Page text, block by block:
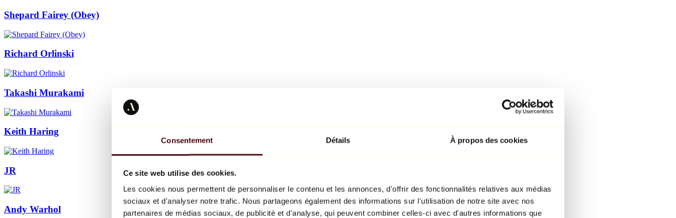
Consentement Détails À propos des cookies
Ce site web utilise des cookies.
Les cookies nous permettent de personnaliser le contenu et les annonces, d'offrir des fonctionnalités relatives aux médias
sociaux et d'analyser notre trafic. Nous partageons également des informations sur l'utilisation de notre site avec nos
partenaires de médias sociaux, de publicité et d'analyse, qui peuvent combiner celles-ci avec d'autres informations que
Shepard Fairey (Obey)
Richard Orlinski
Takashi Murakami
Keith Haring
JR
Andy Warhol